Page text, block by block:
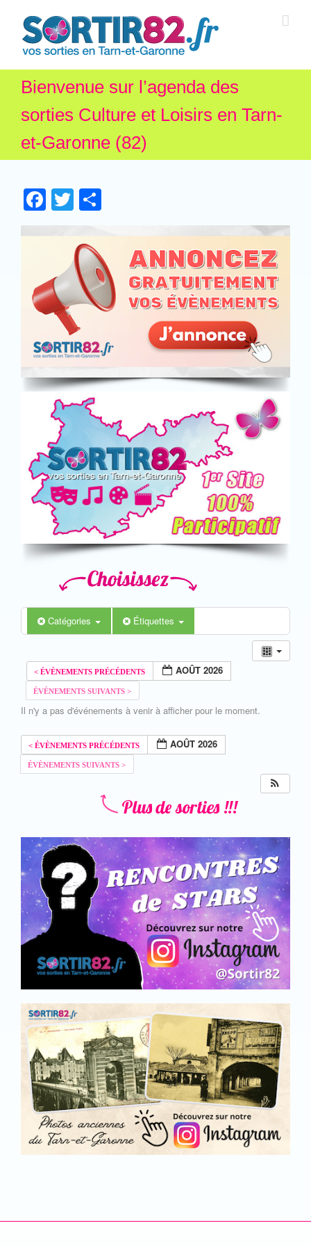
Bienvenue sur l’agenda des
sorties Culture et Loisirs en Tarn-
et-Garonne (82)
Facebook
Twitter
Catégories Étiquettes
AOÛT 2026
Il n'y a pas d'événements à venir à afficher pour le moment.
AOÛT 2026